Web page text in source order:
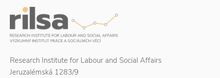
Research Institute for Labour and Social Affairs
Jeruzalémská 1283/9